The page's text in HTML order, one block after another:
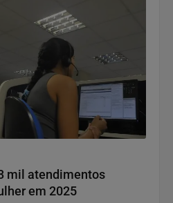
mil atendimentos
em 2025